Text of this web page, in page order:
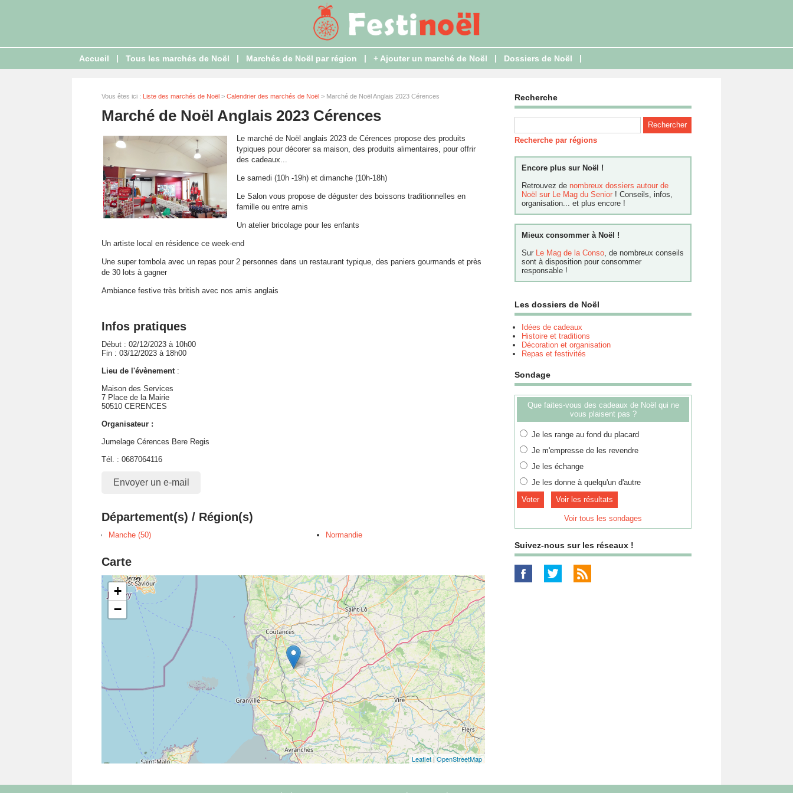
Accueil | Tous les marchés de Noël | Marchés de Noël par région | + Ajouter un marché de Noël | Dossiers de Noël |
Vous êtes ici : Liste des marchés de Noël > Calendrier des marchés de Noël > Marché de Noël Anglais 2023 Cérences
Marché de Noël Anglais 2023 Cérences
Le marché de Noël anglais 2023 de Cérences propose des produits
typiques pour décorer sa maison, des produits alimentaires, pour offrir
des cadeaux...
Le samedi (10h -19h) et dimanche (10h-18h)
Le Salon vous propose de déguster des boissons traditionnelles en
famille ou entre amis
Un atelier bricolage pour les enfants
Un artiste local en résidence ce week-end
Une super tombola avec un repas pour 2 personnes dans un restaurant typique, des paniers gourmands et près
de 30 lots à gagner
Ambiance festive très british avec nos amis anglais
Infos pratiques
Début : 02/12/2023 à 10h00
Fin : 03/12/2023 à 18h00
Lieu de l'évènement:
Maison des Services
7 Place de la Mairie
50510 CERENCES
Organisateur :
Jumelage Cérences Bere Regis
Tél. : 0687064116
Envoyer un e-mail
Département(s) / Région(s)
Manche (50) Normandie
Carte
+
−
Leaflet|OpenStreetMap
Recherche
Recherche par régions
Encore plus sur Noël !
Retrouvez de nombreux dossiers autour de
Noël sur Le Mag du Senior ! Conseils, infos,
organisation... et plus encore !
Mieux consommer à Noël !
Sur Le Mag de la Conso, de nombreux conseils
sont à disposition pour consommer
responsable !
Les dossiers de Noël
Idées de cadeaux
Histoire et traditions
Décoration et organisation
Repas et festivités
Sondage
Que faites-vous des cadeaux de Noël qui ne
vous plaisent pas ?
Je les range au fond du placard
Je m'empresse de les revendre
Je les échange
Je les donne à quelqu'un d'autre
Voir les résultats
Voir tous les sondages
Suivez-nous sur les réseaux !